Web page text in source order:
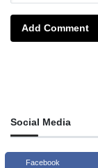
Add Comment
Social Media
Facebook